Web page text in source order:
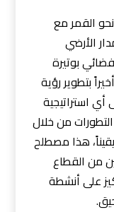
القمر مع
الأرضي
بوتيرة
بتطوير رؤية
استراتيجية
من خلال
هذا مصطلح
من القطاع
على أنشطة